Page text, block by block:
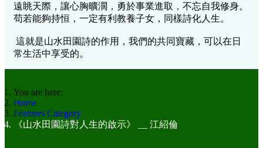
遠眺天際，讓心胸曠濶，勇於事業進取，不忘自我修身。
苟若能夠持恒，一定有利教養子女，同樣詩化人生。
這就是山水田園詩的作用，我們的共同寶藏，可以在日
常生活中享受的。
You are here:
Home
Features Category
《山水田園詩對人生的啟示》 __ 江紹倫